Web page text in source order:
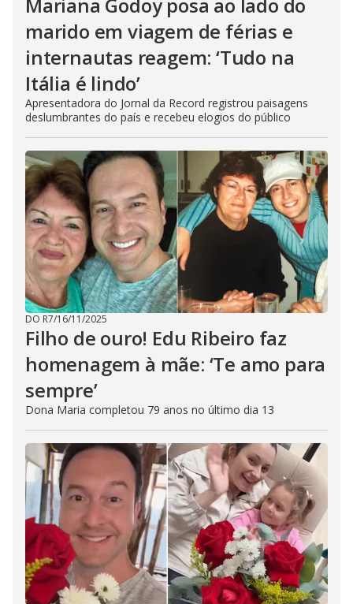
marido em viagem de férias e
internautas reagem: ‘Tudo na
Itália é lindo’
Apresentadora do Jornal da Record registrou paisagens
deslumbrantes do país e recebeu elogios do público
DO R7/16/11/2025
Filho de ouro! Edu Ribeiro faz
homenagem à mãe: ‘Te amo para
sempre’
Dona Maria completou 79 anos no último dia 13